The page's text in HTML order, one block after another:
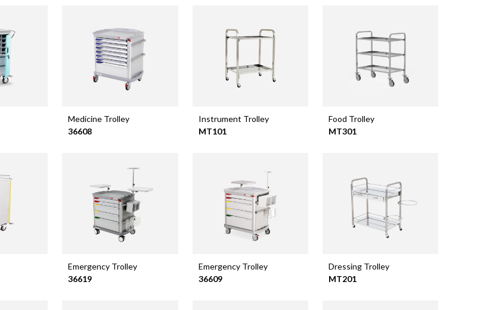
Medicine Trolley
36608
Instrument Trolley
MT101
Food Trolley
MT301
Emergency Trolley
36619
Emergency Trolley
36609
Dressing Trolley
MT201